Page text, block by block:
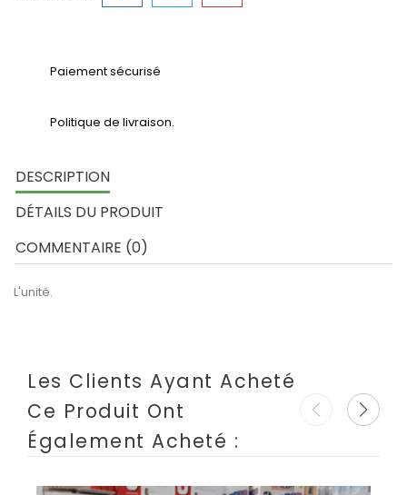
Paiement sécurisé
Politique de livraison.
DESCRIPTION
DÉTAILS DU PRODUIT
COMMENTAIRE (0)
L'unité.
Les Clients Ayant Acheté
Ce Produit Ont
Également Acheté :